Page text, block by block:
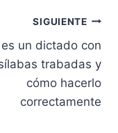
SIGUIENTE
es un dictado con
trabadas y
cómo hacerlo
correctamente